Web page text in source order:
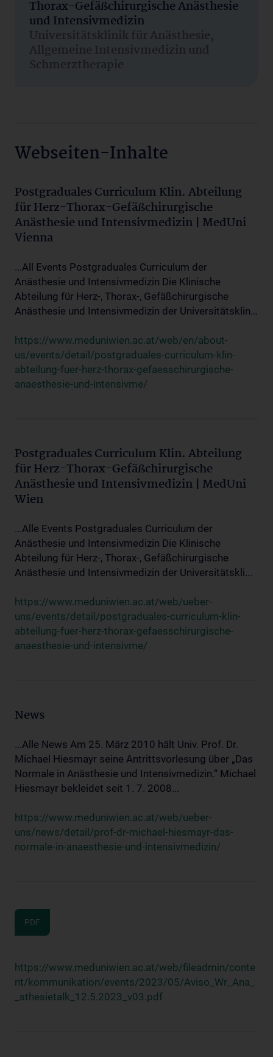
Thorax-Gefäßchirurgische Anästhesie
und Intensivmedizin
Universitätsklinik für Anästhesie,
Allgemeine Intensivmedizin und
Schmerztherapie
Webseiten-Inhalte
Postgraduales Curriculum Klin. Abteilung
für Herz-Thorax-Gefäßchirurgische
Anästhesie und Intensivmedizin | MedUni
Vienna
...All Events Postgraduales Curriculum der
Anästhesie und Intensivmedizin Die Klinische
Abteilung für Herz-, Thorax-, Gefäßchirurgische
Anästhesie und Intensivmedizin der Universitätsklin...
https://www.meduniwien.ac.at/web/en/about-
us/events/detail/postgraduales-curriculum-klin-
abteilung-fuer-herz-thorax-gefaesschirurgische-
anaesthesie-und-intensivme/
Postgraduales Curriculum Klin. Abteilung
für Herz-Thorax-Gefäßchirurgische
Anästhesie und Intensivmedizin | MedUni
Wien
...Alle Events Postgraduales Curriculum der
Anästhesie und Intensivmedizin Die Klinische
Abteilung für Herz-, Thorax-, Gefäßchirurgische
Anästhesie und Intensivmedizin der Universitätskli...
https://www.meduniwien.ac.at/web/ueber-
uns/events/detail/postgraduales-curriculum-klin-
abteilung-fuer-herz-thorax-gefaesschirurgische-
anaesthesie-und-intensivme/
News
...Alle News Am 25. März 2010 hält Univ. Prof. Dr.
Michael Hiesmayr seine Antrittsvorlesung über „Das
Normale in Anästhesie und Intensivmedizin.“ Michael
Hiesmayr bekleidet seit 1. 7. 2008...
https://www.meduniwien.ac.at/web/ueber-
uns/news/detail/prof-dr-michael-hiesmayr-das-
normale-in-anaesthesie-und-intensivmedizin/
PDF
https://www.meduniwien.ac.at/web/fileadmin/conte
nt/kommunikation/events/2023/05/Aviso_Wr_Ana_
_sthesietalk_12.5.2023_v03.pdf